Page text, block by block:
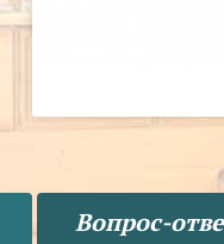
Вопрос-